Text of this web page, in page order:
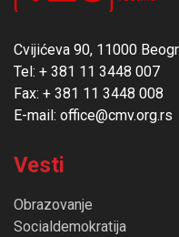
Cvijićeva 90, 11000
Tel: + 381 11 3448 007
Fax: + 381 11 3448 008
E-mail: office@cmv.org.rs
Vesti
Obrazovanje
Socialdemokratija